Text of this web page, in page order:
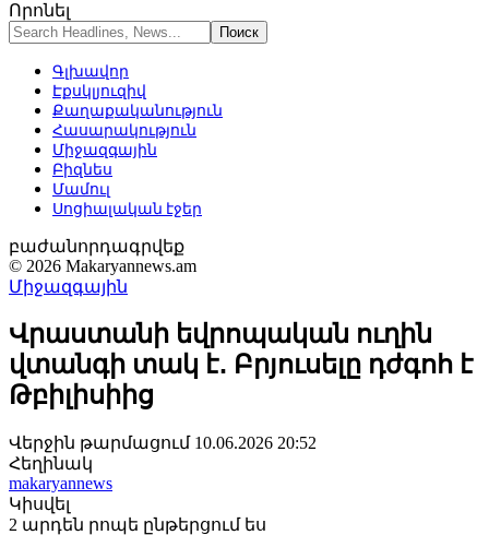
Որոնել
Գլխավոր
Էքսկլյուզիվ
Քաղաքականություն
Հասարակություն
Միջազգային
Բիզնես
Մամուլ
Սոցիալական էջեր
բաժանորդագրվեք
© 2026 Makaryannews.am
Միջազգային
Վրաստանի եվրոպական ուղին
վտանգի տակ է․ Բրյուսելը դժգոհ է
Թբիլիսիից
Վերջին թարմացում 10.06.2026 20:52
Հեղինակ
makaryannews
Կիսվել
2 արդեն րոպե ընթերցում ես